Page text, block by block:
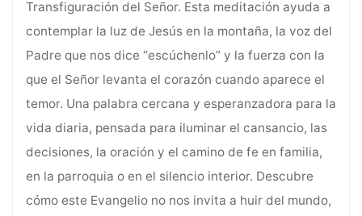
Transfiguración del Señor. Esta meditación ayuda a
contemplar la luz de Jesús en la montaña, la voz del
Padre que nos dice “escúchenlo” y la fuerza con la
que el Señor levanta el corazón cuando aparece el
temor. Una palabra cercana y esperanzadora para la
vida diaria, pensada para iluminar el cansancio, las
decisiones, la oración y el camino de fe en familia,
en la parroquia o en el silencio interior. Descubre
cómo este Evangelio no nos invita a huir del mundo,